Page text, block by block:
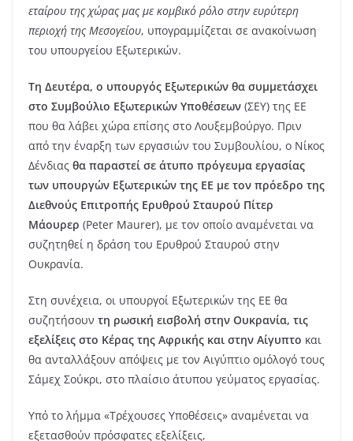
εταίρου της χώρας μας με κομβικό ρόλο στην ευρύτερη
περιοχή της Μεσογείου, υπογραμμίζεται σε ανακοίνωση
του υπουργείου Εξωτερικών.
Τη Δευτέρα, ο υπουργός Εξωτερικών θα συμμετάσχει
στο Συμβούλιο Εξωτερικών Υποθέσεων (ΣΕΥ) της ΕΕ
που θα λάβει χώρα επίσης στο Λουξεμβούργο. Πριν
από την έναρξη των εργασιών του Συμβουλίου, ο Νίκος
Δένδιας θα παραστεί σε άτυπο πρόγευμα εργασίας
των υπουργών Εξωτερικών της ΕΕ με τον πρόεδρο της
Διεθνούς Επιτροπής Ερυθρού Σταυρού Πίτερ
Μάουρερ (Peter Maurer), με τον οποίο αναμένεται να
συζητηθεί η δράση του Ερυθρού Σταυρού στην
Ουκρανία.
Στη συνέχεια, οι υπουργοί Εξωτερικών της ΕΕ θα
συζητήσουν τη ρωσική εισβολή στην Ουκρανία, τις
εξελίξεις στο Κέρας της Αφρικής και στην Αίγυπτο και
θα ανταλλάξουν απόψεις με τον Αιγύπτιο ομόλογό τους
Σάμεχ Σούκρι, στο πλαίσιο άτυπου γεύματος εργασίας.
Υπό το λήμμα «Τρέχουσες Υποθέσεις» αναμένεται να
εξετασθούν πρόσφατες εξελίξεις,